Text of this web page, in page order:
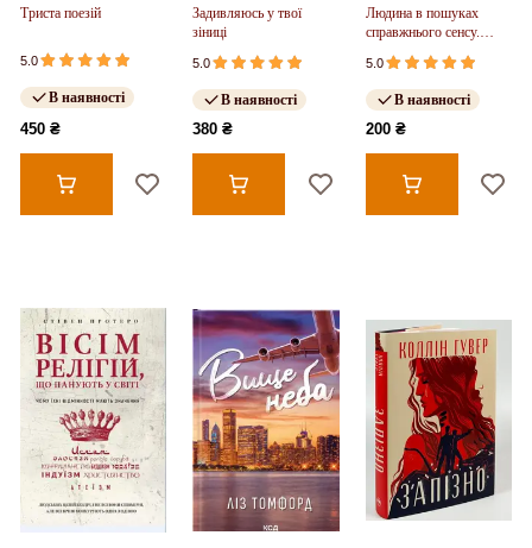
Триста поезій
5.0
В наявності
450 ₴
Задивляюсь у твої
зіниці
5.0
В наявності
380 ₴
Людина в пошуках
справжнього сенсу.
Психолог у концтаборі
5.0
В наявності
200 ₴